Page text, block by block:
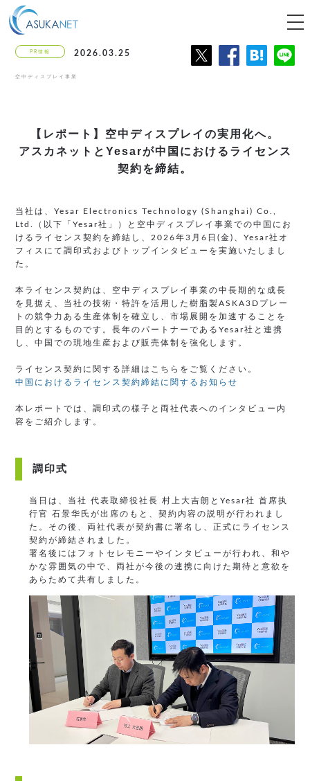
PR情報 2026.03.25
空中ディスプレイ事業
【レポート】空中ディスプレイの実用化へ。
アスカネットとYesarが中国におけるライセンス
契約を締結。
当社は、Yesar Electronics Technology (Shanghai) Co.,
Ltd.（以下「Yesar社」）と空中ディスプレイ事業での中国にお
けるライセンス契約を締結し、2026年3月6日(金)、Yesar社オ
フィスにて調印式およびトップインタビューを実施いたしまし
た。
本ライセンス契約は、空中ディスプレイ事業の中長期的な成長
を見据え、当社の技術・特許を活用した樹脂製ASKA3Dプレー
トの競争力ある生産体制を確立し、市場展開を加速することを
目的とするものです。長年のパートナーであるYesar社と連携
し、中国での現地生産および販売体制を強化します。
ライセンス契約に関する詳細はこちらをご覧ください。
中国におけるライセンス契約締結に関するお知らせ
本レポートでは、調印式の様子と両社代表へのインタビュー内
容をご紹介します。
調印式
当日は、当社 代表取締役社長 村上大吉朗とYesar社 首席执
行官 石景华氏が出席のもと、契約内容の説明が行われまし
た。その後、両社代表が契約書に署名し、正式にライセンス
契約が締結されました。
署名後にはフォトセレモニーやインタビューが行われ、和や
かな雰囲気の中で、両社が今後の連携に向けた期待と意欲を
あらためて共有しました。